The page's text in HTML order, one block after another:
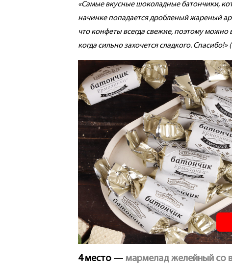
«Самые вкусные шоколадные батончики,
начинке попадается дробленый жареный
что конфеты всегда свежие, поэтому
когда сильно захочется сладкого.
4 место —мармелад желейный со